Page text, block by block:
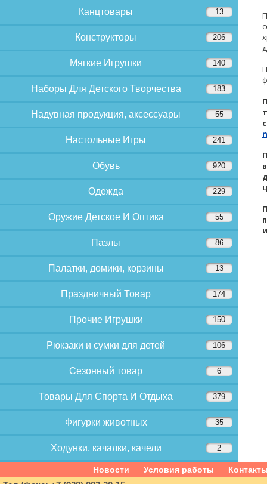
Канцтовары 13
Конструкторы 206
Мягкие Игрушки 140
Наборы Для Детского Творчества 183
Надувная продукция, аксессуары 55
Настольные Игры 241
Обувь 920
Одежда 229
Оружие Детское И Оптика 55
Пазлы 86
Палатки, домики, корзины 13
Праздничный Товар 174
Прочие Игрушки 150
Рюкзаки и сумки для детей 106
Сезонный товар 6
Товары Для Спорта И Отдыха 379
Фигурки животных 35
Ходунки, качалки, качели 2
Новости Условия работы